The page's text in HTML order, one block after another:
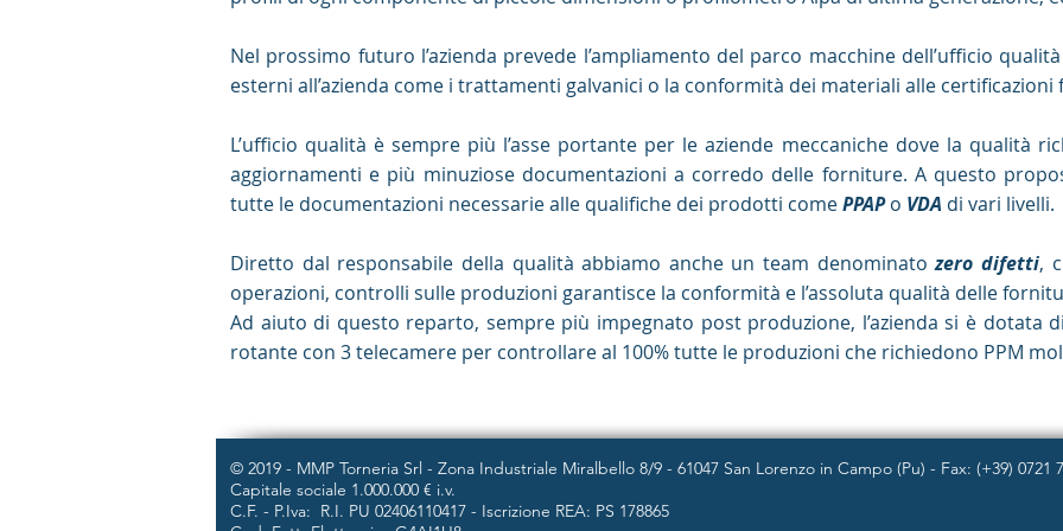
Nel prossimo futuro l’azienda prevede l’ampliamento del parco macchine dell’ufficio
esterni all’azienda come i trattamenti galvanici o la conformità dei materiali alle certificazioni
L’ufficio qualità è sempre più l’asse portante per le aziende meccaniche dove la qualità
aggiornamenti e più minuziose documentazioni a corredo delle forniture. A questo
tutte le documentazioni necessarie alle qualifiche dei prodotti comePPAPo VDA di vari livelli.
Diretto dal responsabile della qualità abbiamo anche un team denominatozero difetti,
operazioni, controlli sulle produzioni garantisce la conformità e l’assoluta qualità delle
Ad aiuto di questo reparto, sempre più impegnato post produzione, l’azienda si è dotata
rotante con 3 telecamere per controllare al 100% tutte le produzioni che richiedono PPM
© 2019 - MMP Torneria Srl - Zona Industriale Miralbello 8/9 - 61047 San Lorenzo in Campo (Pu) - Fax: (+39) 0721
Capitale sociale 1.000.000 € i.v.
C.F. - P.Iva: R.I. PU 02406110417 - Iscrizione REA: PS 178865